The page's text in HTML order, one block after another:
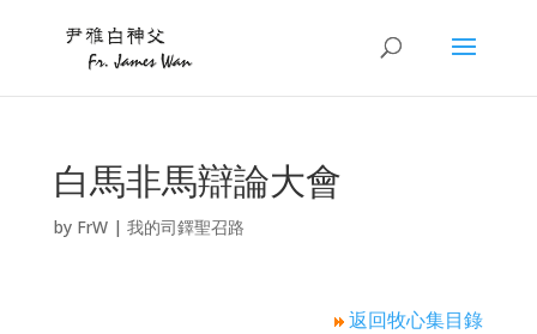
白馬非馬辯論大會
by FrW| 我的司鐸聖召路
返回牧心集目錄